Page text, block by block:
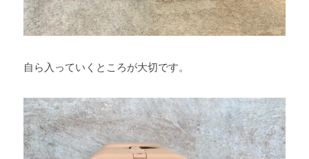
自ら入っていくところが大切です。